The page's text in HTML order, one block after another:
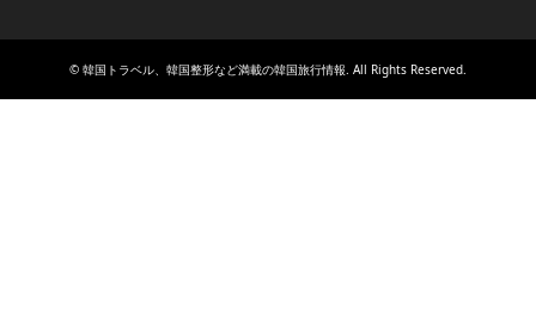
© 韓国トラベル、韓国整形など満載の韓国旅行情報 . All Rights Reserved.